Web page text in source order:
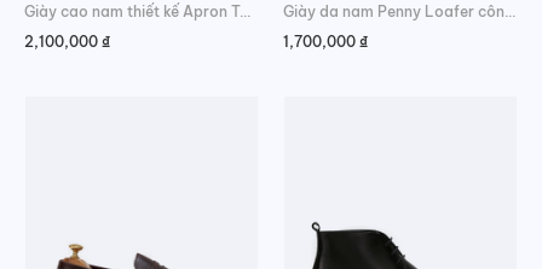
Giày cao nam thiết kế Apron Toe Derby
2,100,000 ₫
1,700,000 ₫